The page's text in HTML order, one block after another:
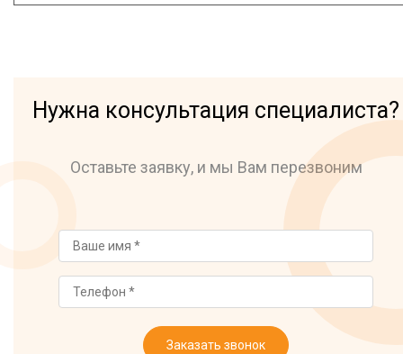
Нужна консультация специалиста?
Оставьте заявку, и мы Вам перезвоним
Заказать звонок